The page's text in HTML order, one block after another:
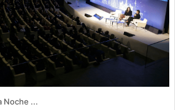
Noche ...